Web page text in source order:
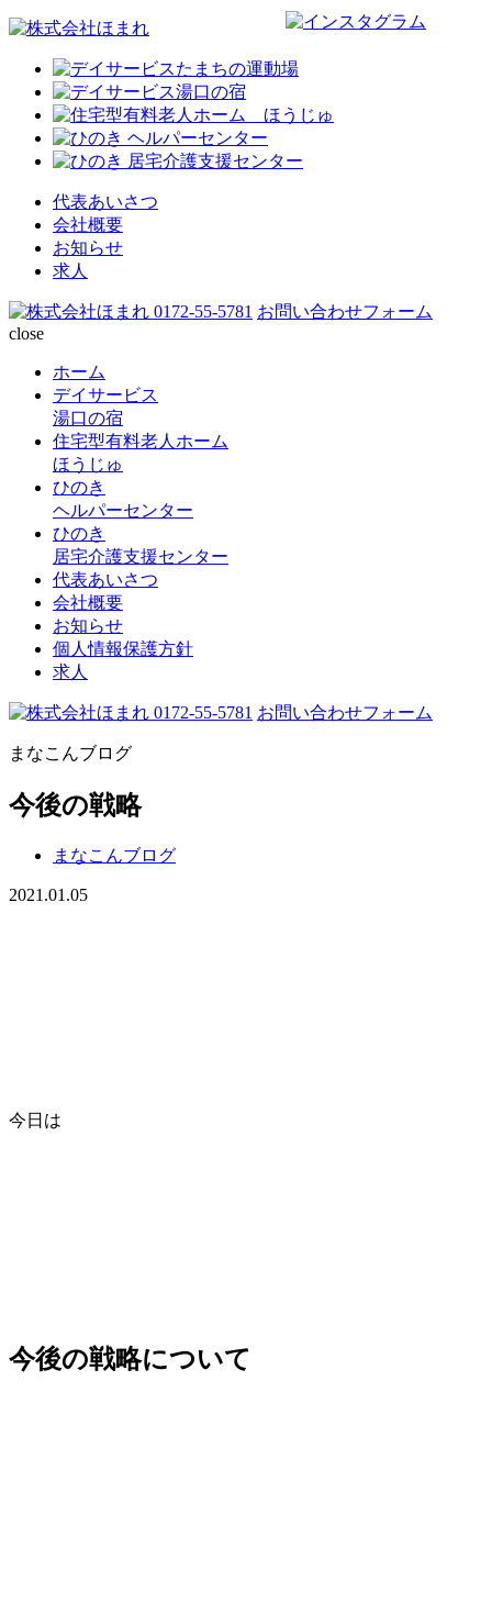
代表あいさつ
会社概要
お知らせ
求人
0172-55-5781 お問い合わせフォーム
close
ホーム
デイサービス
湯口の宿
住宅型有料老人ホーム
ほうじゅ
ひのき
ヘルパーセンター
ひのき
居宅介護支援センター
代表あいさつ
会社概要
お知らせ
個人情報保護方針
求人
0172-55-5781 お問い合わせフォーム
まなこんブログ
今後の戦略
まなこんブログ
2021.01.05
今日は
今後の戦略について